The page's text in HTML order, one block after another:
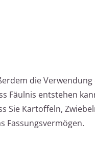
die Verwendung
Fäulnis entstehen
Sie Kartoffeln,
Fassungsvermögen.